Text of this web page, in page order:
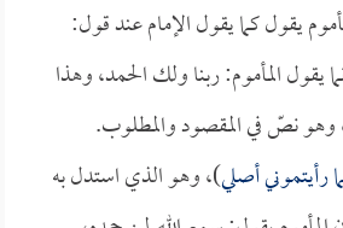
يقول كما يقول الإمام عند قول:
يقول المأموم: ربنا ولك الحمد، وهذا
وهو نصّ في المقصود والمطلوب.
رأيتموني أصلي)، وهو الذي استدل به